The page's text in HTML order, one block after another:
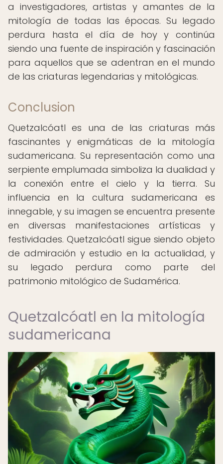
a investigadores, artistas y amantes de la
mitología de todas las épocas. Su legado
perdura hasta el día de hoy y continúa
siendo una fuente de inspiración y fascinación
para aquellos que se adentran en el mundo
de las criaturas legendarias y mitológicas.
Conclusion
Quetzalcóatl es una de las criaturas más
fascinantes y enigmáticas de la mitología
sudamericana. Su representación como una
serpiente emplumada simboliza la dualidad y
la conexión entre el cielo y la tierra. Su
influencia en la cultura sudamericana es
innegable, y su imagen se encuentra presente
en diversas manifestaciones artísticas y
festividades. Quetzalcóatl sigue siendo objeto
de admiración y estudio en la actualidad, y
su legado perdura como parte del
patrimonio mitológico de Sudamérica.
Quetzalcóatl en la mitología
sudamericana